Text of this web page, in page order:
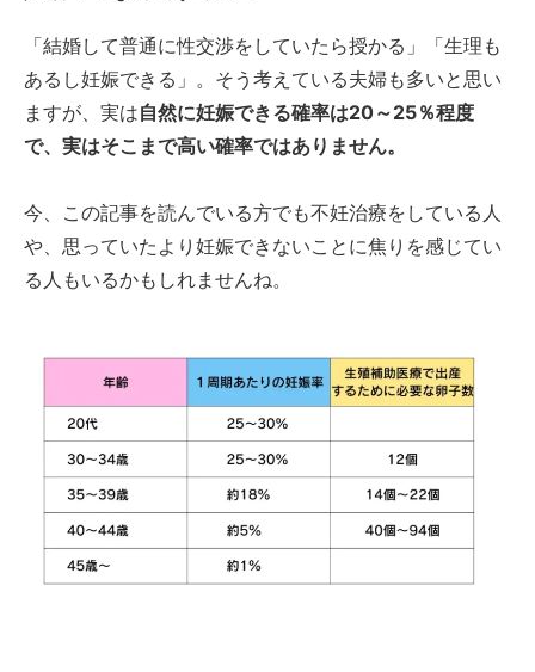
「結婚して普通に性交渉をしていたら授かる」「生理も
あるし妊娠できる」。そう考えている夫婦も多いと思い
ますが、実は自然に妊娠できる確率は20～25％程度
で、実はそこまで高い確率ではありません。
今、この記事を読んでいる方でも不妊治療をしている人
や、思っていたより妊娠できないことに焦りを感じてい
る人もいるかもしれませんね。